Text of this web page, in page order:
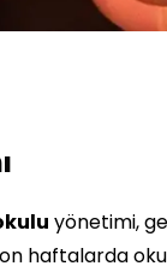
yönetimi,
haftalarda